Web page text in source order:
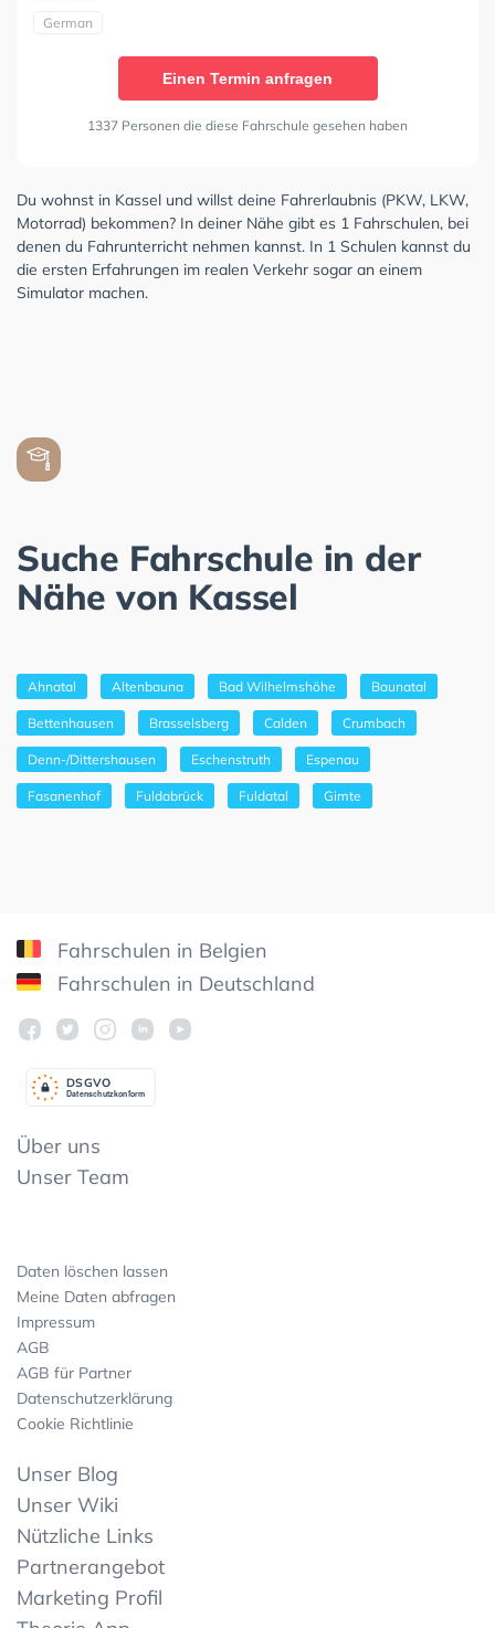
German
Einen Termin anfragen
1337 Personen die diese Fahrschule gesehen haben
Du wohnst in Kassel und willst deine Fahrerlaubnis (PKW, LKW,
Motorrad) bekommen? In deiner Nähe gibt es 1 Fahrschulen, bei
denen du Fahrunterricht nehmen kannst. In 1 Schulen kannst du
die ersten Erfahrungen im realen Verkehr sogar an einem
Simulator machen.
Suche Fahrschule in der
Nähe von Kassel
Ahnatal Altenbauna Bad Wilhelmshöhe Baunatal
Bettenhausen Brasselsberg Calden Crumbach
Denn-/Dittershausen Eschenstruth Espenau
Fasanenhof Fuldabrück Fuldatal Gimte
Fahrschulen in Belgien
Fahrschulen in Deutschland
Datenschutzkonform
DSGVO
Über uns
Unser Team
Daten löschen lassen
Meine Daten abfragen
Impressum
AGB
AGB für Partner
Datenschutzerklärung
Cookie Richtlinie
Unser Blog
Unser Wiki
Nützliche Links
Partnerangebot
Marketing Profil